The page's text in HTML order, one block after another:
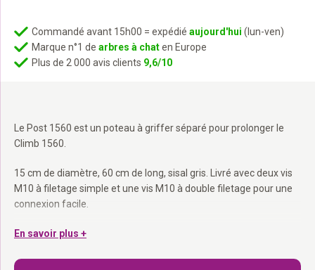
Le Post 1560 est un poteau à griffer séparé pour prolonger le
Climb 1560.
15 cm de diamètre, 60 cm de long, sisal gris. Livré avec deux vis
M10 à filetage simple et une vis M10 à double filetage pour une
connexion facile.
15 cm de diamètre, 60 cm de long :
Sisal gris :
En savoir plus +
Commandé avant 15h00 = expédié aujourd'hui (lun-ven)
Marque n°1 de arbres à chaten Europe
Plus de 2 000 avis clients 9,6/10